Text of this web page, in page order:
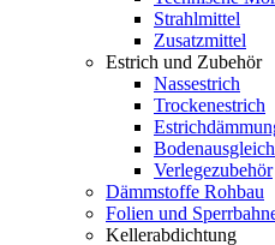
Strahlmittel
Zusatzmittel
Estrich und Zubehör
Nassestrich
Trockenestrich
Verlegezubehör
Dämmstoffe Rohbau
Folien und
Kellerabdichtung